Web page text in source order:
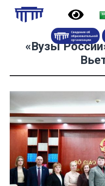
«Вузы